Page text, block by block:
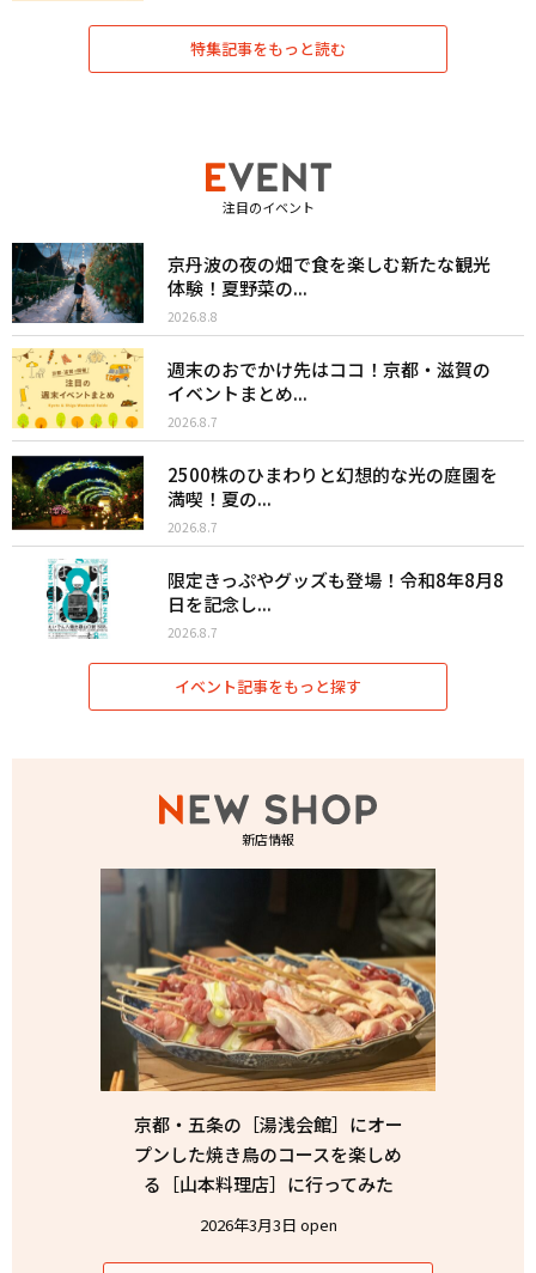
特集記事をもっと読む
注目のイベント
京丹波の夜の畑で食を楽しむ新たな観光
体験！夏野菜の...
2026.8.8
週末のおでかけ先はココ！京都・滋賀の
イベントまとめ...
2026.8.7
2500株のひまわりと幻想的な光の庭園を
満喫！夏の...
2026.8.7
限定きっぷやグッズも登場！令和8年8月8
日を記念し...
2026.8.7
イベント記事をもっと探す
新店情報
京都・五条の［湯浅会館］にオー
プンした焼き鳥のコースを楽しめ
る［山本料理店］に行ってみた
2026年3月3日 open